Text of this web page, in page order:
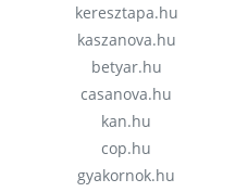
keresztapa.hu
kaszanova.hu
betyar.hu
casanova.hu
kan.hu
cop.hu
gyakornok.hu